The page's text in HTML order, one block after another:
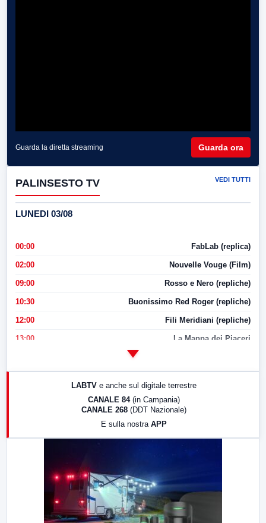
Guarda la diretta streaming Guarda ora
PALINSESTO TV VEDI TUTTI
LUNEDI 03/08
00:00 FabLab (replica)
02:00 Nouvelle Vouge (Film)
09:00 Rosso e Nero (repliche)
10:30 Buonissimo Red Roger (repliche)
12:00 Fili Meridiani (repliche)
13:00 La Mappa dei Piaceri
LABTV e anche sul digitale terrestre
CANALE 84 (in Campania)
CANALE 268 (DDT Nazionale)
E sulla nostra APP